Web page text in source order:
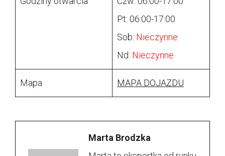
Pt: 06:00-17:00
Sob: Nieczynne
Nd: Nieczynne
Mapa MAPA DOJAZDU
Marta Brodzka